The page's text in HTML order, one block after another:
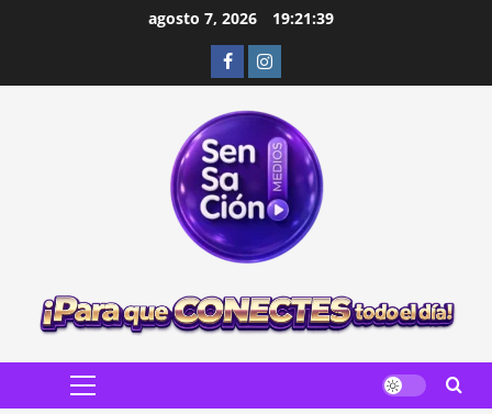
agosto 7, 2026 19:21:40
FacebookInstagram
Menú